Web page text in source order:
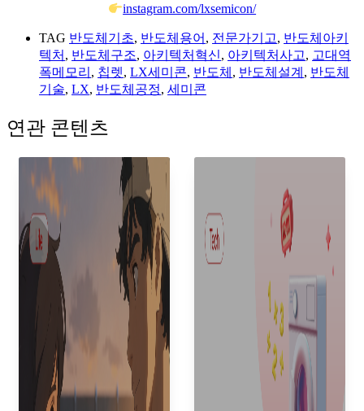
instagram.com/lxsemicon/
TAG 반도체기초, 반도체용어 , 전문가기고, 반도체아키
텍처 , 반도체구조, 아키텍처혁신, 아키텍처사고, 고대역
폭메모리 , 칩렛, LX세미콘, 반도체 , 반도체설계 , 반도체
기술, LX, 반도체공정, 세미콘
연관 콘텐츠